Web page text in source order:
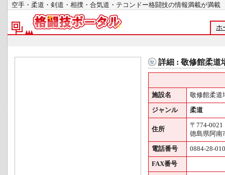
空手・柔道・剣道・相撲・合気道・テコンドー格闘技の情報満載が
ホ
詳細 : 敬修館柔道
施設名 敬修館柔道
ジャンル 柔道
住所
〒774-0021
徳島県阿南
電話番号 0884-28-
FAX番号